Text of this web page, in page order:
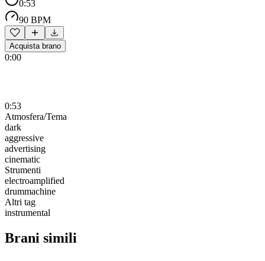
0:53
90 BPM
Acquista brano
0:00
0:53
Atmosfera/Tema
dark
aggressive
advertising
cinematic
Strumenti
electroamplified
drummachine
Altri tag
instrumental
Brani simili